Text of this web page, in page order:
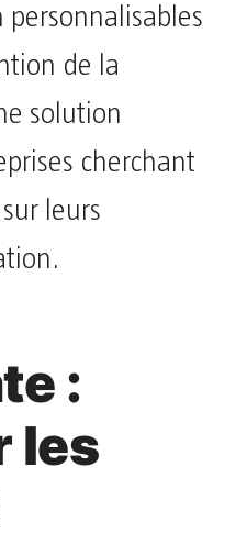
de la
solution
cherchant
leurs
:
les